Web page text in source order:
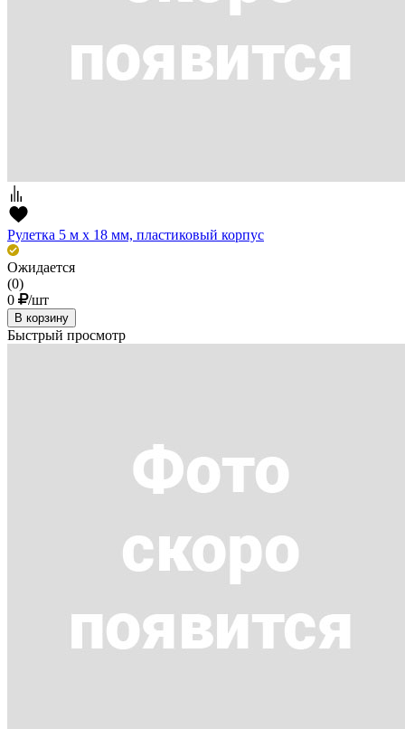
Рулетка 5 м х 18 мм, пластиковый корпус
Ожидается
(0)
0
/шт
В корзину
Быстрый просмотр